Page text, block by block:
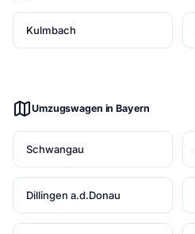
Kulmbach
Umzugswagen in Bayern
Schwangau
Dillingen a.d.Donau